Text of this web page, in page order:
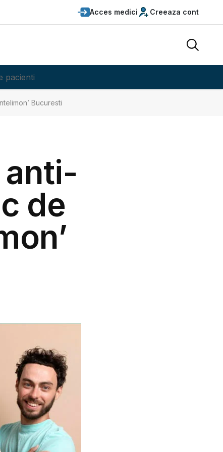
Acces medici Creeaza cont
pacienti
Bucuresti
de